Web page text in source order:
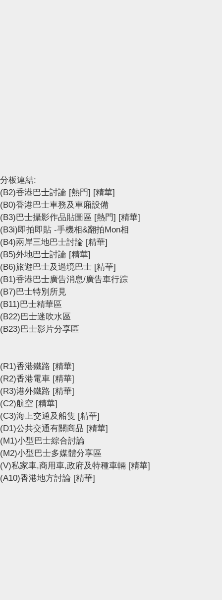
分板連結:
(B2)香港巴士討論 [熱門] [精華]
(B0)香港巴士車務及車廂設備
(B3)巴士攝影作品貼圖區 [熱門] [精華]
(B3i)即拍即貼 -手機相&翻拍Mon相
(B4)兩岸三地巴士討論 [精華]
(B5)外地巴士討論 [精華]
(B6)旅遊巴士及過境巴士 [精華]
(B1)香港巴士廣告消息/廣告車行踪
(B7)巴士特別所見
(B11)巴士精華區
(B22)巴士迷吹水區
(B23)巴士影片分享區
(R1)香港鐵路 [精華]
(R2)香港電車 [精華]
(R3)港外鐵路 [精華]
(C2)航空 [精華]
(C3)海上交通及船隻 [精華]
(D1)公共交通有關商品 [精華]
(M1)小型巴士綜合討論
(M2)小型巴士多媒體分享區
(V)私家車,商用車,政府及特種車輛 [精華]
(A10)香港地方討論 [精華]